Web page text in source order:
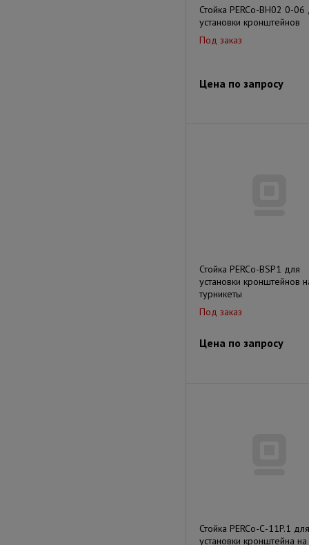
Стойка PERCo-BH02 0-06
установки кронштейнов
Под заказ
Цена по запросу
Стойка PERCo-BSР1 для
установки кронштейнов
турникеты
Под заказ
Цена по запросу
Стойка PERCo-С-11P.1 для
установки кронштейна на